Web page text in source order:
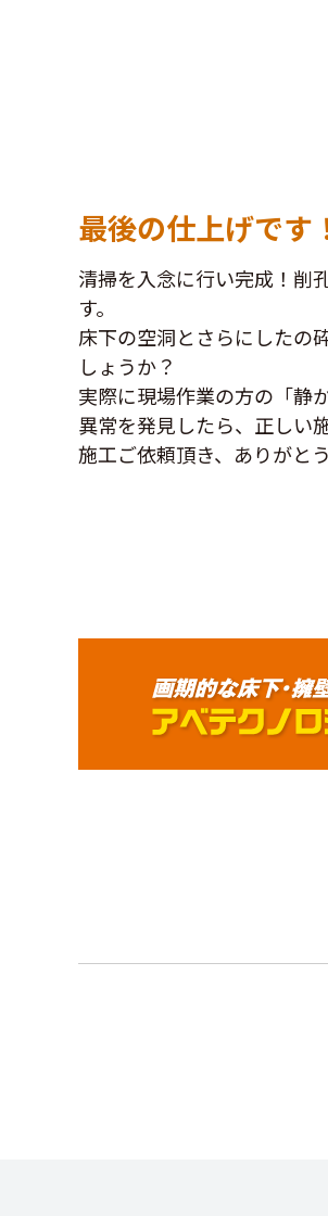
最後の仕上げです
清掃を入念に行い完成！削
す。
床下の空洞とさらにしたの
しょうか？
実際に現場作業の方の「静
異常を発見したら、正しい
施工ご依頼頂き、ありがと